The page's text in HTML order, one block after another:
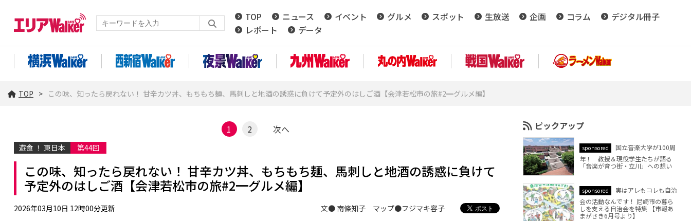
TOP ニュース イベント グルメ スポット 生放送 企画 コラム
デジタル冊子
レポート
データ
TOP この味、知ったら戻れない！ 甘辛カツ丼、もちもち麺、馬刺しと地酒の誘惑に負けて予定外のはしご酒【会津若松市の旅#2━グルメ編】
1 2 次へ
遊食 ！ 東日本 第44回
この味、知ったら戻れない！ 甘辛カツ丼、もちもち麺、馬刺しと地酒の誘惑に負けて
予定外のはしご酒【会津若松市の旅#2━グルメ編】
2026年03月10日 12時00分更新 文● 南條知子 マップ●フジマキ容子
ピックアップ
sponsored
国立音楽大学が100周
年！ 教授＆現役学生たちが語る
「音楽が育つ街・立川」への想い
sponsored
実はアレもコレも自治
会の活動なんです！ 尼崎市の暮ら
しを支える自治会を特集 【市報あ
まがさき6月号より】